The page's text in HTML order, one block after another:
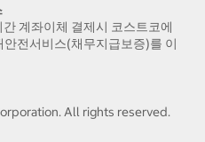
계좌이체 결제시 코스트코에
전서비스(채무지급보증)를 이
All rights reserved.